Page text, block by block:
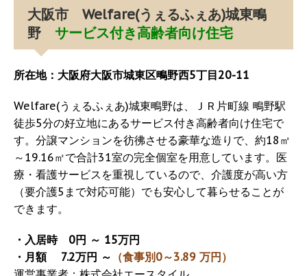
大阪市 Welfare(うぇるふぇあ)城東鴫
野 サービス付き高齢者向け住宅
所在地：大阪府大阪市城東区鴫野西5丁目20-11
Welfare(うぇるふぇあ)城東鴫野は、ＪＲ片町線 鴫野駅
徒歩5分の好立地にあるサービス付き高齢者向け住宅で
す。分譲マンションを彷彿させる豪華な造りで、約18㎡
～19.16㎡で合計31室の完全個室を用意しています。医
療・看護サービスを重視しているので、介護度が高い方
（要介護5まで対応可能）でも安心して暮らせることが
できます。
・入居時 0円 ～ 15万円
・月額 7.2万円 ～ （食事別0～3.89 万円）